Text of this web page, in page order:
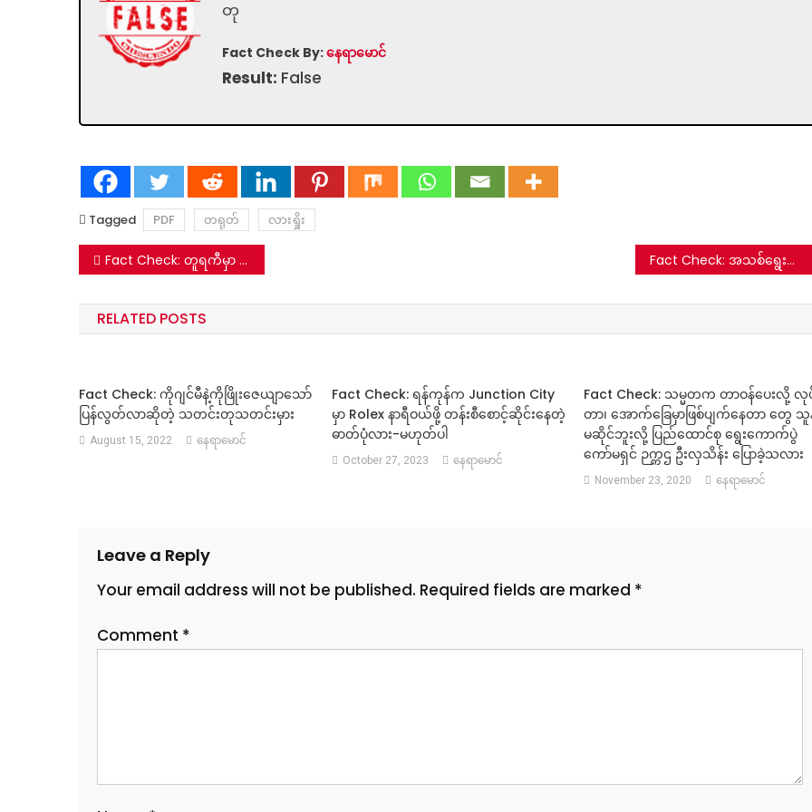
တု
Fact Check By:နေရာမောင်
Result: False
Tagged PDF တရုတ် လားရှိုး
Post
navigation
Fact Check: တူရကီမှာ ပြင်းအား ၆ ဒဿမ ၄ ငလျင်လှုပ်ခတ်မှု မြင်ကွင်း ဗွီဒီယိုလား-မဟုတ်ပါ Fact Check: အသစ်ရွေးချယ်လိုက်တဲ့ ဗာတီကန်ပုပ်ရဟန်းမင်းလား-မဟုတ်ပါ
RELATED POSTS
Fact Check: ကိုဂျင်မီနဲ့ကိုဖြိုးဇေယျာသော်
ပြန်လွတ်လာဆိုတဲ့ သတင်းတုသတင်းမှား
August 15, 2022 နေရာမောင်
Fact Check: ရန်ကုန်က Junction City
မှာ Rolex နာရီဝယ်ဖို့ တန်းစီစောင့်ဆိုင်းနေတဲ့
ဓာတ်ပုံလား-မဟုတ်ပါ
October 27, 2023 နေရာမောင်
Fact Check: သမ္မတက တာဝန်ပေးလို့ လု
တာ၊ အောက်ခြေမှာဖြစ်ပျက်နေတာ တွေ
မဆိုင်ဘူးလို့ ပြည်ထောင်စု ရွေးကောက်ပွဲ
ကော်မရှင် ဉက္ကဌ ဦးလှသိန်း ပြောခဲ့သလား
November 23, 2020 နေရာမောင်
Leave a Reply
Your email address will not be published. Required fields are marked *
Comment *